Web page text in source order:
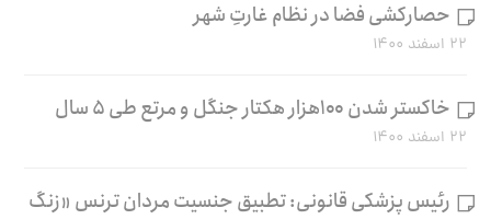
حصارکشی فضا در نظام غارتِ شهر
۲۲ اسفند ۱۴۰۰
خاکستر شدن ۱۰۰هزار هکتار جنگل و مرتع طی ۵ سال
۲۲ اسفند ۱۴۰۰
رئیس پزشکی قانونی: تطبیق جنسیت مردان ترنس «زنگ